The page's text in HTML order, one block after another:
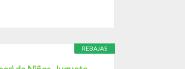
REBAJAS